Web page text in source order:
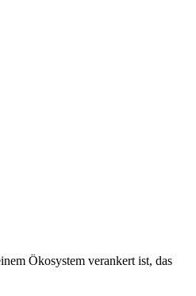
Ökosystem verankert ist, das